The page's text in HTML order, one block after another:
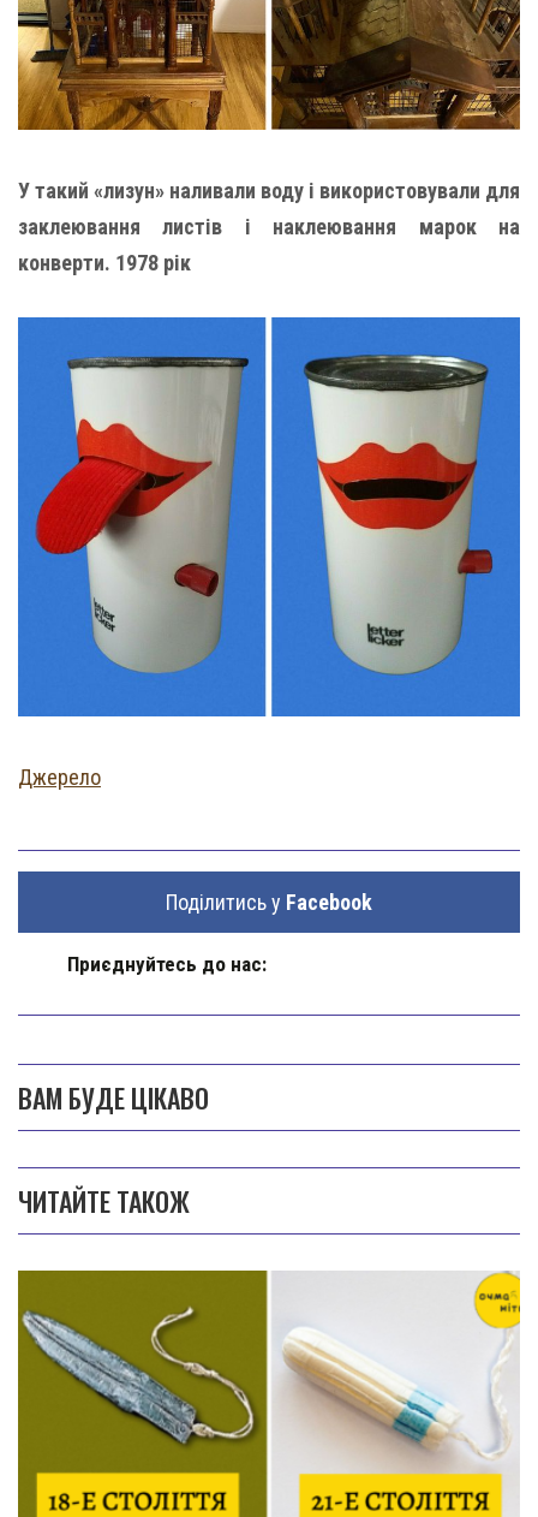
У такий «лизун» наливали воду і використовували для
заклеювання листів і наклеювання марок на
конверти. 1978 рік
Джерело
Поділитись у Facebook
Приєднуйтесь до нас:
ВАМ БУДЕ ЦІКАВО
ЧИТАЙТЕ ТАКОЖ